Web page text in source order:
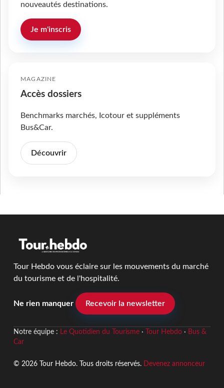
nouveautés destinations.
Je m'inscris
MAGAZINE
Accès dossiers
Benchmarks marchés, Icotour et suppléments
Bus&Car.
Découvrir
Tour Hebdo vous éclaire sur les mouvements du marché
du tourisme et de l'hospitalité.
Ne rien manquer Recevoir la newsletter
Notre équipe : Le Quotidien du Tourisme· Tour Hebdo· Bus &
Car
© 2026 Tour Hebdo. Tous droits réservés. Devenez annonceur